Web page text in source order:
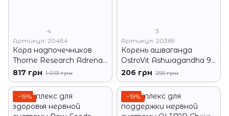
4
Артикул: 20484
Кора надпочечников
Thorne Research Adrenal
Cortex 60 капсул
817 грн 1 013 грн
3
Артикул: 20369
Корень ашваганда
OstroVit Ashwagandha 90
таб
206 грн 255 грн
−19% −19%